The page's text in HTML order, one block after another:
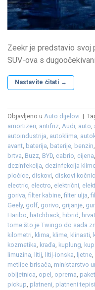
Zeekr je predstavio svoj
SUV-ova s
Nastavite čitati →
Objavljeno u Auto dijelovi |
amortizeri, antifriz, Audi, auto,
autoindustrija, autoklima,
avant, baterija, baterije, benzin,
brtva, Buzz, BYD, cabrio, cijena,
dezinfekcija, dezinfekcija
pločice, diskovi, diskovi
electric, electro, električni,
goriva,filter kabine,filter ulja,
Geely, golf, gorivo, grijanje,
Haribo, hatchback, hibrid,
tome što je Twingo do sada
kilometri, klima, klime, klinasti,
kozmetika, krađa, kuplung,
limuzina, litij, litij-ionska, ljetne,
metlice brisača, ministarstvo
obljetnica, opel , oprema, paket
pickup, platneni, platneni tepisi